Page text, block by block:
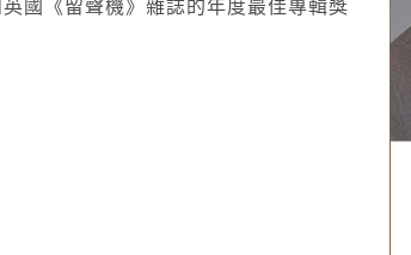
國《留聲機》雜誌的年度最佳專輯獎